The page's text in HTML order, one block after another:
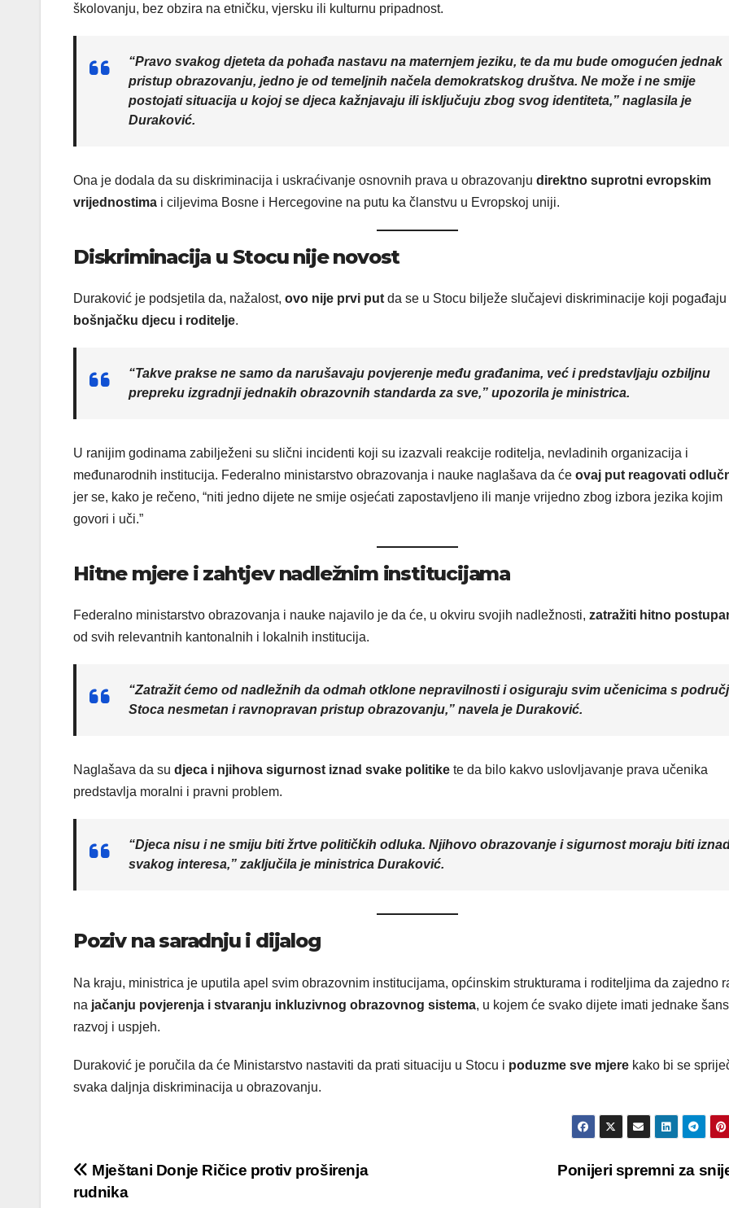
školovanju, bez obzira na etničku, vjersku ili kulturnu pripadnost.
“Pravo svakog djeteta da pohađa nastavu na maternjem jeziku, te da mu bude omogućen jednak
pristup obrazovanju, jedno je od temeljnih načela demokratskog društva. Ne može i ne smije
postojati situacija u kojoj se djeca kažnjavaju ili isključuju zbog svog identiteta,” naglasila je
Duraković.
Ona je dodala da su diskriminacija i uskraćivanje osnovnih prava u obrazovanju direktno suprotni evropskim
vrijednostima i ciljevima Bosne i Hercegovine na putu ka članstvu u Evropskoj uniji.
Diskriminacija u Stocu nije novost
Duraković je podsjetila da, nažalost, ovo nije prvi put da se u Stocu bilježe slučajevi diskriminacije koji pogađaju
bošnjačku djecu i roditelje.
“Takve prakse ne samo da narušavaju povjerenje među građanima, već i predstavljaju ozbiljnu
prepreku izgradnji jednakih obrazovnih standarda za sve,” upozorila je ministrica.
U ranijim godinama zabilježeni su slični incidenti koji su izazvali reakcije roditelja, nevladinih organizacija i
međunarodnih institucija. Federalno ministarstvo obrazovanja i nauke naglašava da će ovaj put reagovati
jer se, kako je rečeno, “niti jedno dijete ne smije osjećati zapostavljeno ili manje vrijedno zbog izbora jezika kojim
govori i uči.”
Hitne mjere i zahtjev nadležnim institucijama
Federalno ministarstvo obrazovanja i nauke najavilo je da će, u okviru svojih nadležnosti, zatražiti hitno
od svih relevantnih kantonalnih i lokalnih institucija.
“Zatražit ćemo od nadležnih da odmah otklone nepravilnosti i osiguraju svim učenicima s
Stoca nesmetan i ravnopravan pristup obrazovanju,” navela je Duraković.
Naglašava da su djeca i njihova sigurnost iznad svake politike te da bilo kakvo uslovljavanje prava učenika
predstavlja moralni i pravni problem.
“Djeca nisu i ne smiju biti žrtve političkih odluka. Njihovo obrazovanje i sigurnost moraju biti
svakog interesa,” zaključila je ministrica Duraković.
Poziv na saradnju i dijalog
Na kraju, ministrica je uputila apel svim obrazovnim institucijama, općinskim strukturama i roditeljima da zajedno
na jačanju povjerenja i stvaranju inkluzivnog obrazovnog sistema, u kojem će svako dijete imati jednake
razvoj i uspjeh.
Duraković je poručila da će Ministarstvo nastaviti da prati situaciju u Stocu i poduzme sve mjere kako bi se
svaka daljnja diskriminacija u obrazovanju.
Post
Ponijeri spremni za
Mještani Donje Ričice protiv proširenja
rudnika